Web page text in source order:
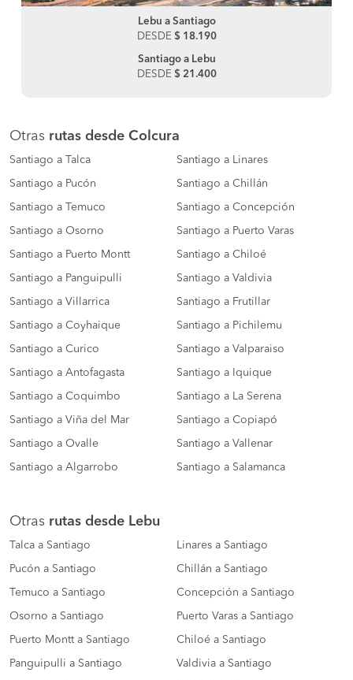
Lebu a Santiago
DESDE $ 18.190
Santiago a Lebu
DESDE $ 21.400
Otras rutas desde Colcura
Santiago a Talca Santiago a Linares
Santiago a Pucón Santiago a Chillán
Santiago a Temuco Santiago a Concepción
Santiago a Osorno Santiago a Puerto Varas
Santiago a Puerto Montt Santiago a Chiloé
Santiago a Panguipulli Santiago a Valdivia
Santiago a Villarrica Santiago a Frutillar
Santiago a Coyhaique Santiago a Pichilemu
Santiago a Curico Santiago a Valparaiso
Santiago a Antofagasta Santiago a Iquique
Santiago a Coquimbo Santiago a La Serena
Santiago a Viña del Mar Santiago a Copiapó
Santiago a Ovalle Santiago a Vallenar
Santiago a Algarrobo Santiago a Salamanca
Otras rutas desde Lebu
Talca a Santiago Linares a Santiago
Pucón a Santiago Chillán a Santiago
Temuco a Santiago Concepción a Santiago
Osorno a Santiago Puerto Varas a Santiago
Puerto Montt a Santiago Chiloé a Santiago
Panguipulli a Santiago Valdivia a Santiago